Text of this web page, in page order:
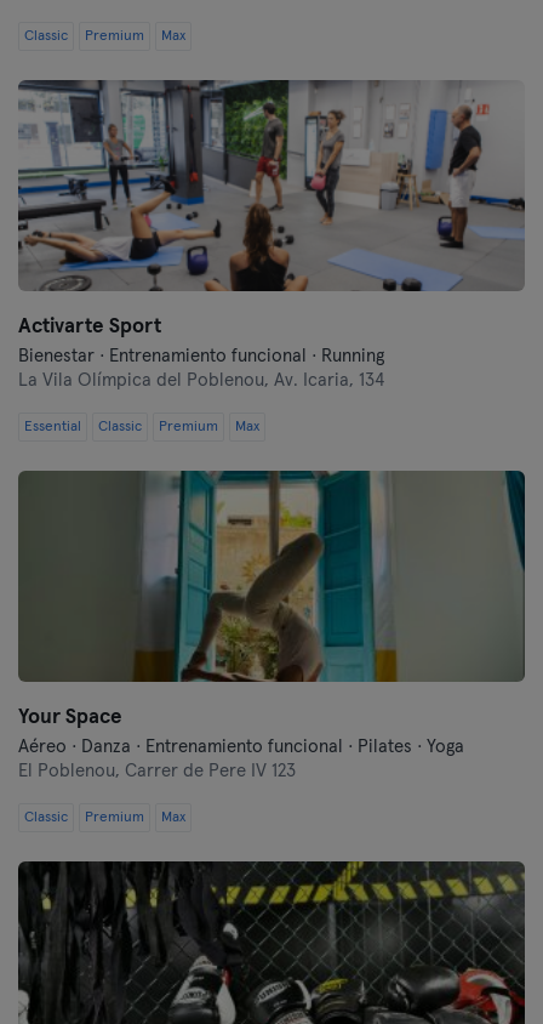
Classic Premium Max
Activarte Sport
Bienestar · Entrenamiento funcional · Running
La Vila Olímpica del Poblenou, Av. Icaria, 134
Essential Classic Premium Max
Your Space
Aéreo · Danza · Entrenamiento funcional · Pilates · Yoga
El Poblenou, Carrer de Pere IV 123
Classic Premium Max